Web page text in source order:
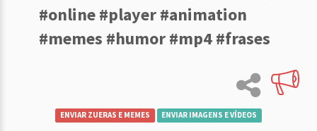
#online #player #animation
#memes #humor #mp4 #frases
ENVIAR ZUERAS E MEMES ENVIAR IMAGENS E VÍDEOS